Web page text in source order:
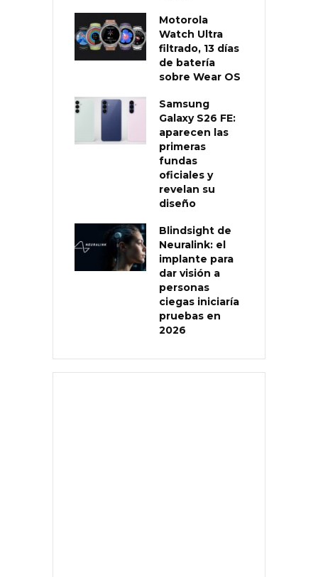
Motorola
Watch Ultra
filtrado, 13 días
de batería
sobre Wear OS
Samsung
Galaxy S26 FE:
aparecen las
primeras
fundas
oficiales y
revelan su
diseño
Blindsight de
Neuralink: el
implante para
dar visión a
personas
ciegas iniciaría
pruebas en
2026